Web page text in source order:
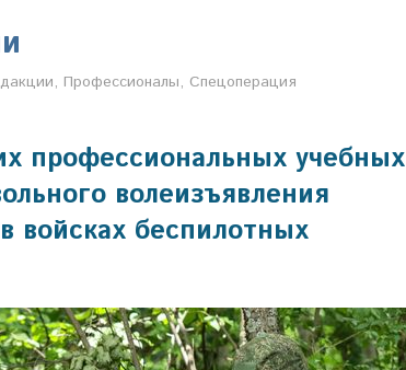
, Профессионалы, Спецоперация
профессиональных учебных
волеизъявления
войсках беспилотных